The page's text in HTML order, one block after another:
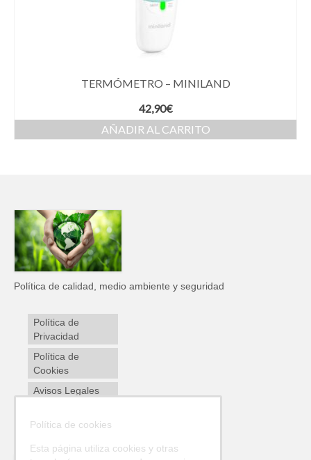
TERMÓMETRO – MINILAND
42,90€
AÑADIR AL CARRITO
Política de calidad, medio ambiente y seguridad
Política de
Privacidad
Política de
Cookies
Avisos Legales
devoluciones
Política de cookies
Esta página utiliza cookies y otras